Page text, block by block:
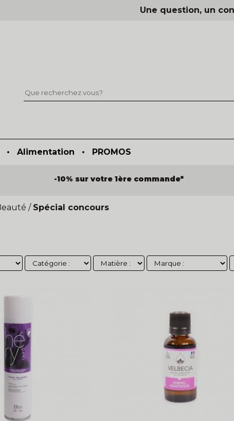
Une question, un
• Alimentation • PROMOS
-10% sur votre 1ère commande*
/ Spécial concours